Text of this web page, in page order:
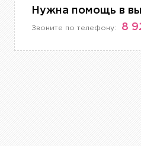
Нужна помощь в
Звоните по телефону: 8